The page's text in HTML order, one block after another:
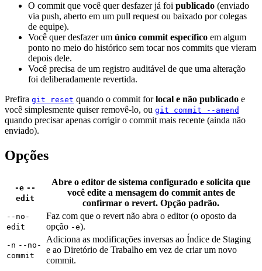
O commit que você quer desfazer já foi publicado (enviado
via push, aberto em um pull request ou baixado por colegas
de equipe).
Você quer desfazer um único commit específico em algum
ponto no meio do histórico sem tocar nos commits que vieram
depois dele.
Você precisa de um registro auditável de que uma alteração
foi deliberadamente revertida.
Prefira git reset quando o commit forlocal e não publicado e
você simplesmente quiser removê-lo, ou git commit --amend
quando precisar apenas corrigir o commit mais recente (ainda não
enviado).
Opções
-e --
edit
Abre o editor de sistema configurado e solicita que
você edite a mensagem do commit antes de
confirmar o revert. Opção padrão.
--no-
edit
Faz com que o revert não abra o editor (o oposto da
opção -e).
-n --no-
commit
Adiciona as modificações inversas ao Índice de Staging
e ao Diretório de Trabalho em vez de criar um novo
commit.